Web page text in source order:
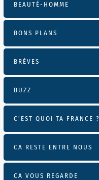
BEAUTÉ-HOMME
BONS PLANS
BRÈVES
BUZZ
C'EST QUOI TA FRANCE ?
CA RESTE ENTRE NOUS
CA VOUS REGARDE